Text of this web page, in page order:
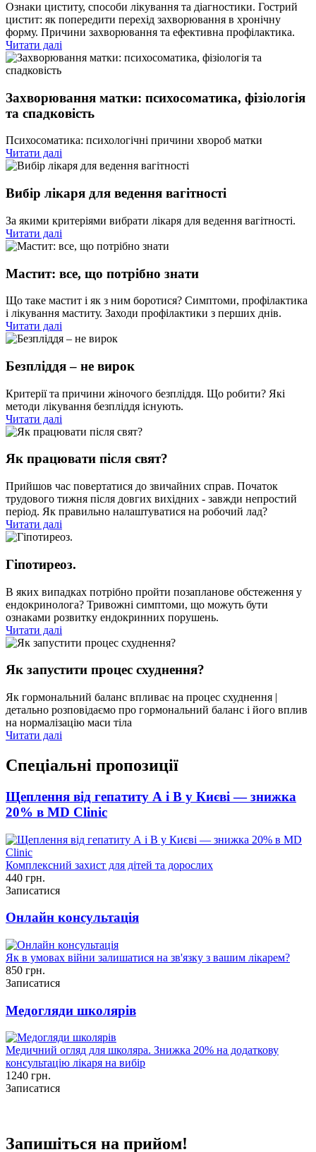
Ознаки циститу, способи лікування та діагностики. Гострий
цистит: як попередити перехід захворювання в хронічну
форму. Причини захворювання та ефективна профілактика.
Читати далі
Захворювання матки: психосоматика, фізіологія
та спадковість
Психосоматика: психологічні причини хвороб матки
Читати далі
Вибір лікаря для ведення вагітності
За якими критеріями вибрати лікаря для ведення вагітності.
Читати далі
Мастит: все, що потрібно знати
Що таке мастит і як з ним боротися? Симптоми, профілактика
і лікування маститу. Заходи профілактики з перших днів.
Читати далі
Безпліддя – не вирок
Критерії та причини жіночого безпліддя. Що робити? Які
методи лікування безпліддя існують.
Читати далі
Як працювати після свят?
Прийшов час повертатися до звичайних справ. Початок
трудового тижня після довгих вихідних - завжди непростий
період. Як правильно налаштуватися на робочий лад?
Читати далі
Гіпотиреоз.
В яких випадках потрібно пройти позапланове обстеження у
ендокринолога? Тривожні симптоми, що можуть бути
ознаками розвитку ендокринних порушень.
Читати далі
Як запустити процес схуднення?
Як гормональний баланс впливає на процес схуднення |
детально розповідаємо про гормональний баланс і його вплив
на нормалізацію маси тіла
Читати далі
Спеціальні пропозиції
Щеплення від гепатиту А і В у Києві — знижка
20% в MD Clinic
Комплексний захист для дітей та дорослих
440 грн.
Записатися
Онлайн консультація
Як в умовах війни залишатися на зв'язку з вашим лікарем?
850 грн.
Записатися
Медогляди школярів
Медичний огляд для школяра. Знижка 20% на додаткову
консультацію лікаря на вибір
1240 грн.
Записатися
Запишіться на прийом!